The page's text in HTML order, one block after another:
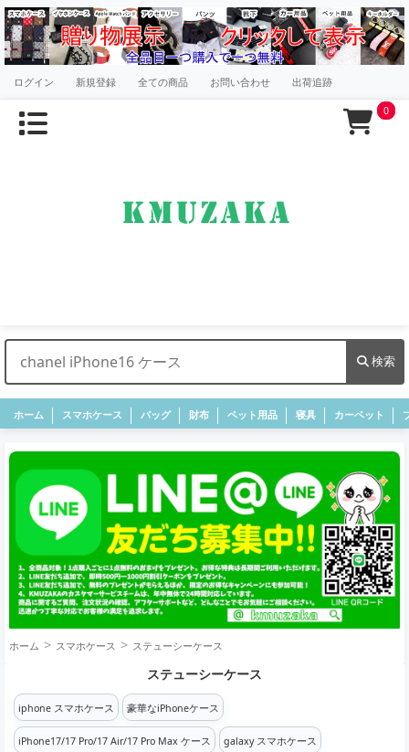
ログイン 新規登録 全ての商品 お問い合わせ 出荷追跡
0
検索
ホーム スマホケース バッグ 財布 ペット用品 寝具 カーペット
ホーム スマホケース ステューシーケース
ステューシーケース
iphone スマホケース 豪華なiPhoneケース
iPhone17/17 Pro/17 Air/17 Pro Max ケース galaxy スマホケース